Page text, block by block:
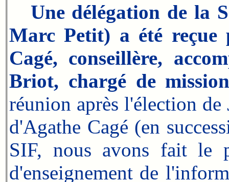
Une délégation de la
Marc Petit) a été
Cagé, conseillère,
Briot, chargé de
réunion après l'élection
d'Agathe Cagé (en
SIF, nous avons fait le
d'enseignement de